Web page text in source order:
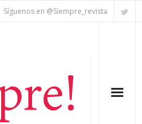
Síguenos en @Siempre_revista